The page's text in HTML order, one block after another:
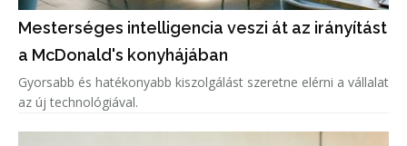
Mesterséges intelligencia veszi át az irányítást
a McDonald's konyhájában
Gyorsabb és hatékonyabb kiszolgálást szeretne elérni a vállalat
az új technológiával.